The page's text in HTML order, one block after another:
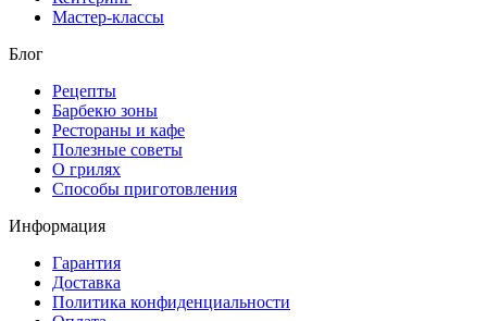
Мастер-классы
Блог
Рецепты
Барбекю зоны
Рестораны и кафе
Полезные советы
О грилях
Способы приготовления
Информация
Гарантия
Доставка
Политика конфиденциальности